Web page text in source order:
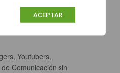
ACEPTAR
Cosas que
Youtubers,
Comunicación sin